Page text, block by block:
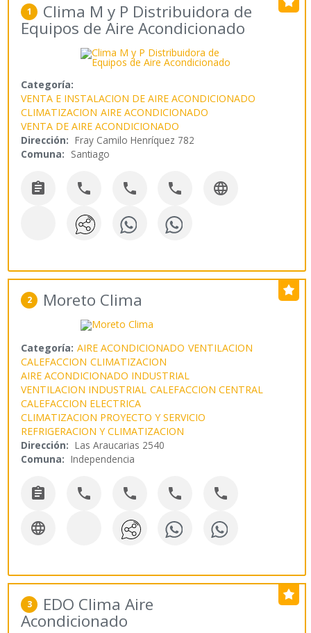
1 Clima M y P Distribuidora de
Equipos de Aire Acondicionado
Categoría:
VENTA E INSTALACION DE AIRE ACONDICIONADO
CLIMATIZACION AIRE ACONDICIONADO
VENTA DE AIRE ACONDICIONADO
Dirección: Fray Camilo Henríquez 782
Comuna: Santiago
    
2 Moreto Clima
Categoría: AIRE ACONDICIONADO VENTILACION
CALEFACCION CLIMATIZACION
AIRE ACONDICIONADO INDUSTRIAL
VENTILACION INDUSTRIAL CALEFACCION CENTRAL
CALEFACCION ELECTRICA
CLIMATIZACION PROYECTO Y SERVICIO
REFRIGERACION Y CLIMATIZACION
Dirección: Las Araucarias 2540
Comuna: Independencia
    

3 EDO Clima Aire
Acondicionado